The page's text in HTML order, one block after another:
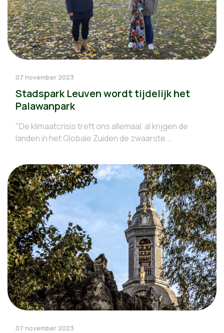
07 november 2023
Stadspark Leuven wordt tijdelijk het
Palawanpark
"De klimaatcrisis treft ons allemaal, al krijgen de
landen in het Globale Zuiden de zwaarste...
07 november 2023